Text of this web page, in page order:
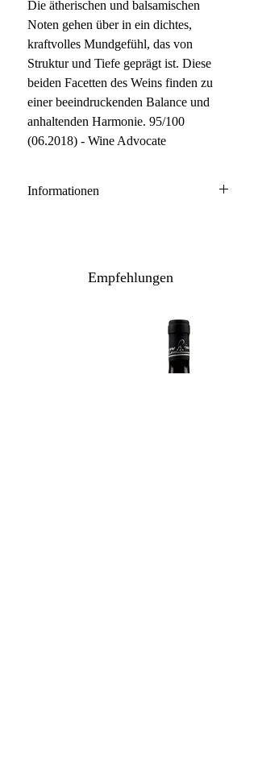
Die ätherischen und balsamischen
Noten gehen über in ein dichtes,
kraftvolles Mundgefühl, das von
Struktur und Tiefe geprägt ist. Diese
beiden Facetten des Weins finden zu
einer beeindruckenden Balance und
anhaltenden Harmonie. 95/100
(06.2018) - Wine Advocate
Informationen
Ausbau: 30 Monate Barrique/Holzfass
Inhalt / Gebinde: 75 cl / 6er Holzkiste
Empfehlungen